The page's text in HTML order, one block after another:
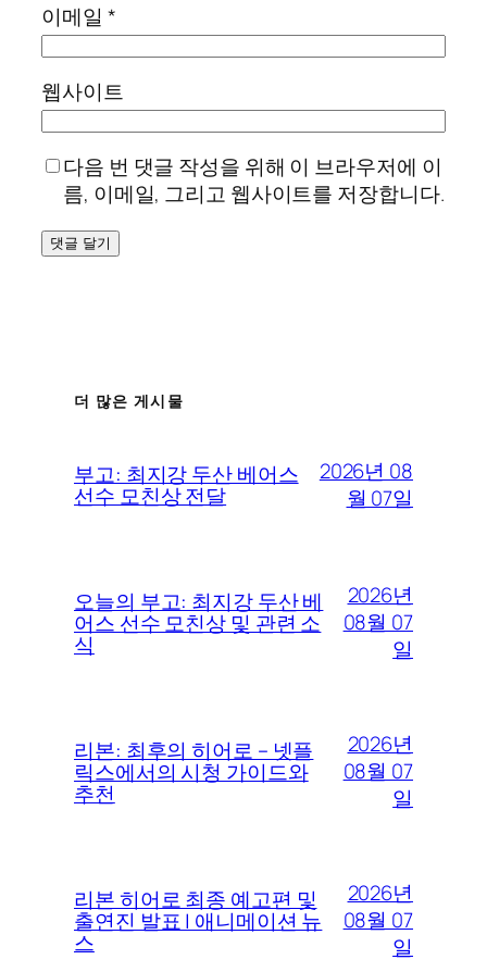
이메일 *
웹사이트
다음 번 댓글 작성을 위해 이 브라우저에 이
름, 이메일, 그리고 웹사이트를 저장합니다.
더 많은 게시물
부고: 최지강 두산 베어스
선수 모친상 전달
2026년 08
월 07일
오늘의 부고: 최지강 두산 베
어스 선수 모친상 및 관련 소
식
2026년
08월 07
일
리본: 최후의 히어로 – 넷플
릭스에서의 시청 가이드와
추천
2026년
08월 07
일
리본 히어로 최종 예고편 및
출연진 발표 | 애니메이션 뉴
스
2026년
08월 07
일